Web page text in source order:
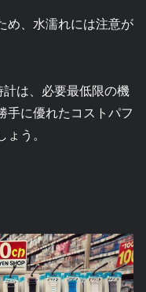
め、水濡れには注意が
は、必要最低限の機
手に優れたコストパフ
う。